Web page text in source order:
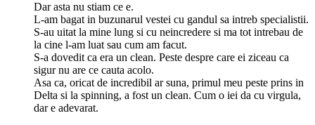
Dar asta nu stiam ce e.
L-am bagat in buzunarul vestei cu gandul sa intreb specialistii.
S-au uitat la mine lung si cu neincredere si ma tot intrebau de
la cine l-am luat sau cum am facut.
S-a dovedit ca era un clean. Peste despre care ei ziceau ca
sigur nu are ce cauta acolo.
Asa ca, oricat de incredibil ar suna, primul meu peste prins in
Delta si la spinning, a fost un clean. Cum o iei da cu virgula,
dar e adevarat.